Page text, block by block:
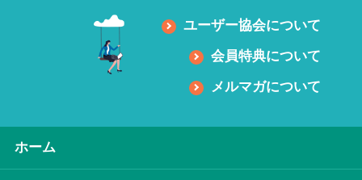
ユーザー協会について
会員特典について
メルマガについて
ホーム